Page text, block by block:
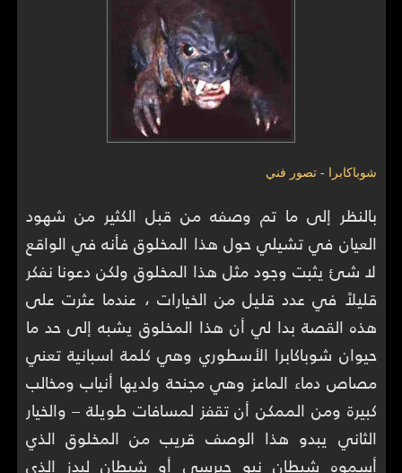
شوباكابرا - تصور فني
بالنظر إلى ما تم وصفه من قبل الكثير من شهود
العيان في تشيلي حول هذا المخلوق فأنه في الواقع
لا شئ يثبت وجود مثل هذا المخلوق ولكن دعونا نفكر
قليلاً في عدد قليل من الخيارات ، عندما عثرت على
هذه القصة بدا لي أن هذا المخلوق يشبه إلى حد ما
حيوان شوباكابرا الأسطوري وهي كلمة اسبانية تعني
مصاص دماء الماعز وهي مجنحة ولديها أنياب ومخالب
كبيرة ومن الممكن أن تقفز لمسافات طويلة – والخيار
الثاني يبدو هذا الوصف قريب من المخلوق الذي
أسموه شيطان نيو جيرسي أو شيطان ليدز الذي